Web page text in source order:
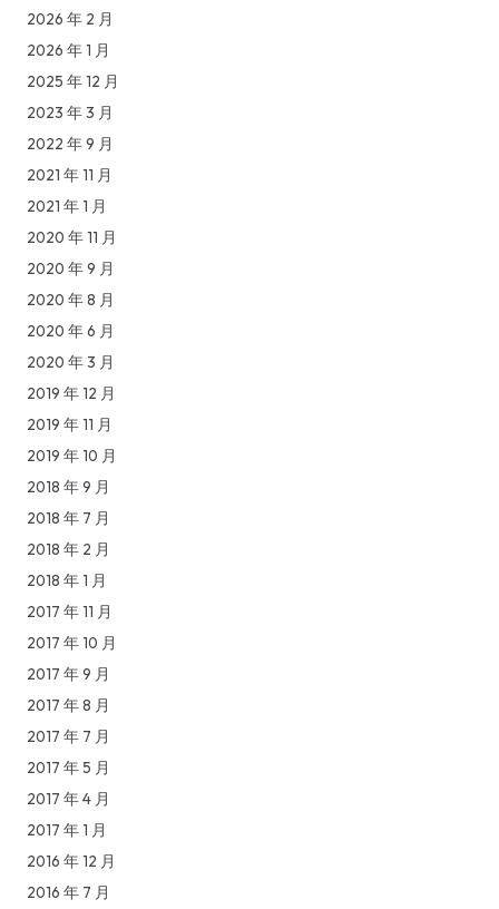
2026 年 2 月
2026 年 1 月
2025 年 12 月
2023 年 3 月
2022 年 9 月
2021 年 11 月
2021 年 1 月
2020 年 11 月
2020 年 9 月
2020 年 8 月
2020 年 6 月
2020 年 3 月
2019 年 12 月
2019 年 11 月
2019 年 10 月
2018 年 9 月
2018 年 7 月
2018 年 2 月
2018 年 1 月
2017 年 11 月
2017 年 10 月
2017 年 9 月
2017 年 8 月
2017 年 7 月
2017 年 5 月
2017 年 4 月
2017 年 1 月
2016 年 12 月
2016 年 7 月